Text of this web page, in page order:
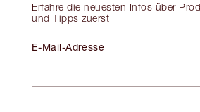
Erfahre die neuesten Infos über
und Tipps zuerst
E-Mail-Adresse